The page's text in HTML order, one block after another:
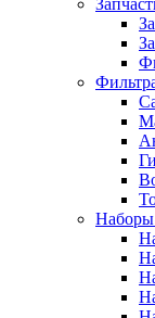
Наборы